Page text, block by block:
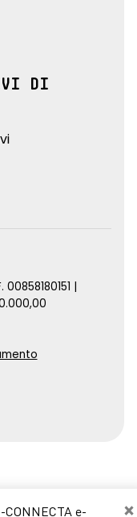
×
CONNECTA e-
DI
00858180151 |